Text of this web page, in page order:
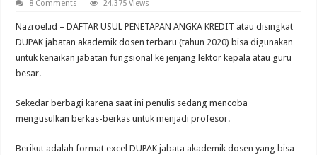
8 Comments
24,375 Views
Nazroel.id – DAFTAR USUL PENETAPAN ANGKA KREDIT atau disingkat
DUPAK jabatan akademik dosen terbaru (tahun 2020) bisa digunakan
untuk kenaikan jabatan fungsional ke jenjang lektor kepala atau guru
besar.
Sekedar berbagi karena saat ini penulis sedang mencoba
mengusulkan berkas-berkas untuk menjadi profesor.
Berikut adalah format excel DUPAK jabata akademik dosen yang bisa